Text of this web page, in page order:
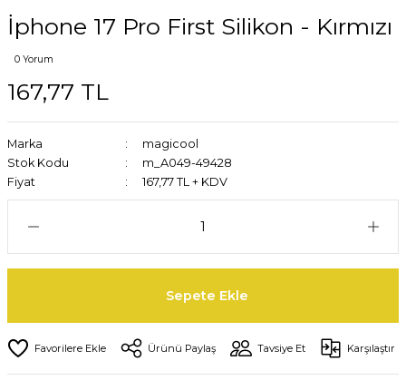
İphone 17 Pro First Silikon - Kırmızı
0 Yorum
167,77 TL
Marka
magicool
Stok Kodu
m_A049-49428
Fiyat
167,77 TL + KDV
Sepete Ekle
Ürünü Paylaş Tavsiye Et Karşılaştır